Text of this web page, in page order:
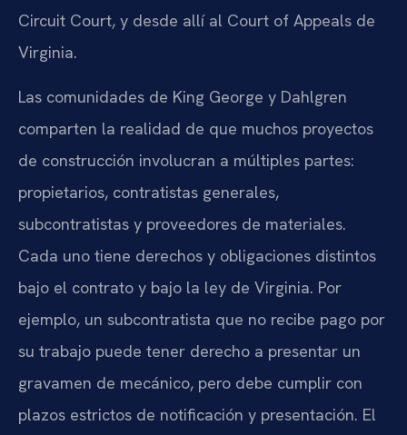
Circuit Court, y desde allí al Court of Appeals de
Virginia.
Las comunidades de King George y Dahlgren
comparten la realidad de que muchos proyectos
de construcción involucran a múltiples partes:
propietarios, contratistas generales,
subcontratistas y proveedores de materiales.
Cada uno tiene derechos y obligaciones distintos
bajo el contrato y bajo la ley de Virginia. Por
ejemplo, un subcontratista que no recibe pago por
su trabajo puede tener derecho a presentar un
gravamen de mecánico, pero debe cumplir con
plazos estrictos de notificación y presentación. El